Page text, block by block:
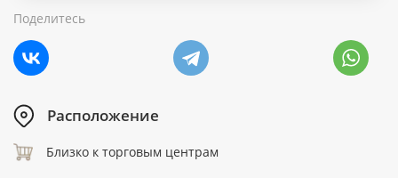
Поделитесь
Расположение
Близко к торговым центрам